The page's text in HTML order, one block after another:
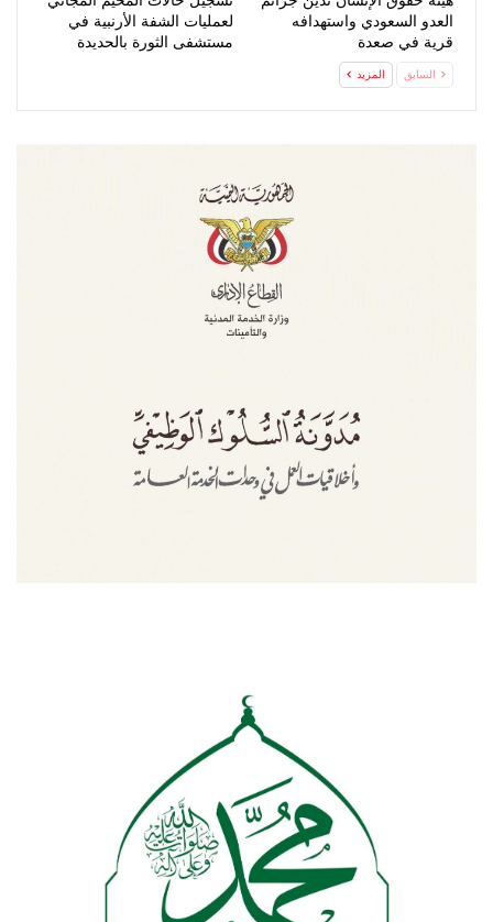
العدو السعودي واستهدافه
قرية في صعدة
لعمليات الشفة الأرنبية في
مستشفى الثورة بالحديدة
السابق المزيد